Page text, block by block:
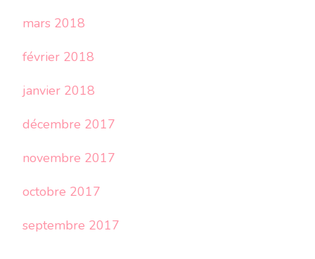
mars 2018
février 2018
janvier 2018
décembre 2017
novembre 2017
octobre 2017
septembre 2017